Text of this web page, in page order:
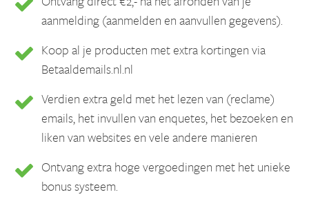
aanmelding (aanmelden en aanvullen gegevens).
Koop al je producten met extra kortingen via
Betaaldemails.nl.nl
Verdien extra geld met het lezen van (reclame)
emails, het invullen van enquetes, het bezoeken en
liken van websites en vele andere manieren
Ontvang extra hoge vergoedingen met het unieke
bonus systeem.